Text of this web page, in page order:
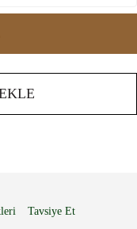
Tavsiye Et